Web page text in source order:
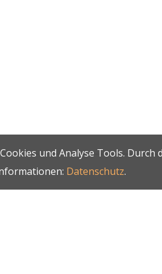
und Analyse Tools.
Datenschutz.